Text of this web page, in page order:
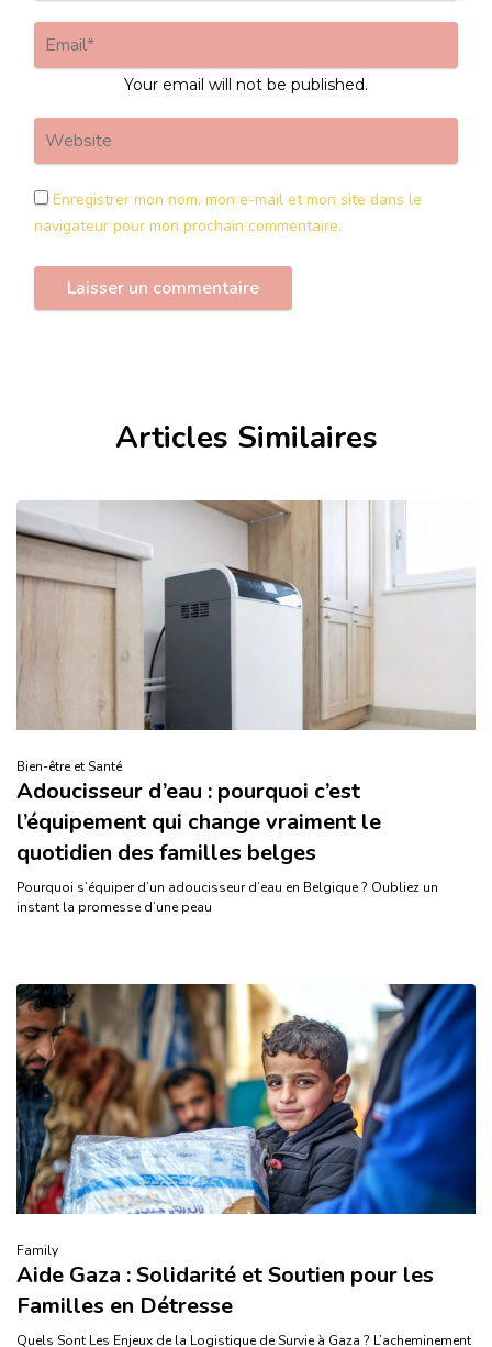
Your email will not be published.
Enregistrer mon nom, mon e-mail et mon site dans le
navigateur pour mon prochain commentaire.
Articles Similaires
Bien-être et Santé
Adoucisseur d’eau : pourquoi c’est
l’équipement qui change vraiment le
quotidien des familles belges
Pourquoi s’équiper d’un adoucisseur d’eau en Belgique ? Oubliez un
instant la promesse d’une peau
Family
Aide Gaza : Solidarité et Soutien pour les
Familles en Détresse
Quels Sont Les Enjeux de la Logistique de Survie à Gaza ? L’acheminement